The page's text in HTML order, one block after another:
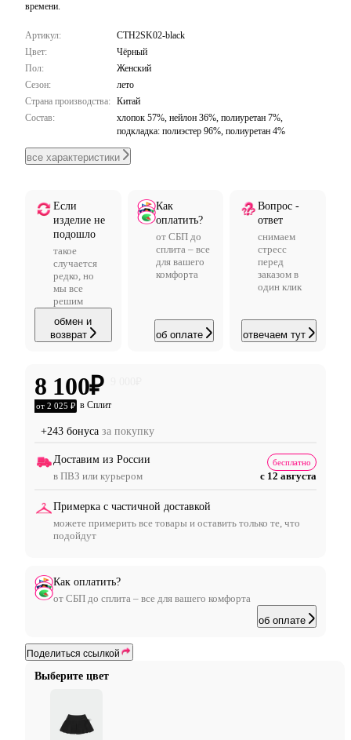
времени.
Артикул:
CTH2SK02-black
Цвет:
Чёрный
Пол:
Женский
Сезон:
лето
Страна производства: Китай
Состав:
хлопок 57%, нейлон 36%, полиуретан 7%,
подкладка: полиэстер 96%, полиуретан 4%
все характеристики
Если
изделие не
подошло
такое
случается
редко, но
мы все
решим
обмен и
возврат
Как
оплатить?
от СБП до
сплита – все
для вашего
комфорта
об оплате
Вопрос -
ответ
снимаем
стресс
перед
заказом в
один клик
отвечаем тут
Выберите цвет
8 100₽
от 2 025 ₽ в Сплит
+243 бонуса за покупку
Доставим из России
в ПВЗ или курьером
бесплатно
с 12 августа
Примерка с частичной доставкой
можете примерить все товары и оставить только те, что
подойдут
Как оплатить?
от СБП до сплита – все для вашего комфорта
об оплате
Поделиться ссылкой